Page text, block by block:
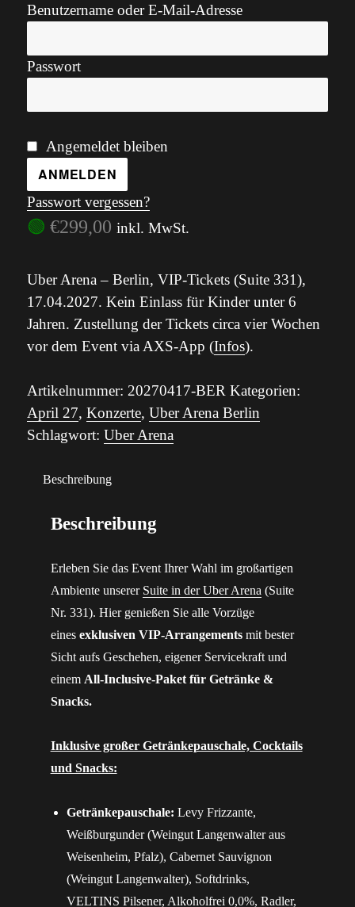
Benutzername oder E-Mail-Adresse
Passwort
Angemeldet bleiben
Passwort vergessen?
🟢 €299,00 inkl. MwSt.
Uber Arena – Berlin, VIP-Tickets (Suite 331),
17.04.2027. Kein Einlass für Kinder unter 6
Jahren. Zustellung der Tickets circa vier Wochen
vor dem Event via AXS-App (Infos).
Artikelnummer: 20270417-BER Kategorien:
April 27,Konzerte,Uber Arena Berlin
Schlagwort:Uber Arena
Beschreibung
Beschreibung
Erleben Sie das Event Ihrer Wahl im großartigen
Ambiente unserer Suite in der Uber Arena (Suite
Nr. 331). Hier genießen Sie alle Vorzüge
eines exklusiven VIP-Arrangementsmit bester
Sicht aufs Geschehen, eigener Servicekraft und
einem All-Inclusive-Paket für Getränke &
Snacks.
Inklusive großer Getränkepauschale, Cocktails
und Snacks:
Getränkepauschale: Levy Frizzante,
Weißburgunder (Weingut Langenwalter aus
Weisenheim, Pfalz), Cabernet Sauvignon
(Weingut Langenwalter), Softdrinks,
VELTINS Pilsener, Alkoholfrei 0,0%, Radler,